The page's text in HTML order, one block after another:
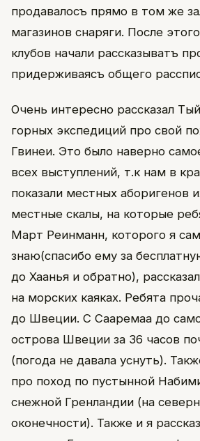
продавалосъ прямо в том же
магазинов снаряги. После
клубов начали рассказыватъ
придерживаясъ общего
Очень интересно рассказал
горных экспедиций про свой
Гвинеи. Это было наверно
всех выступлений, т.к нам в
показали местных аборигенов
местные скалы, на которые
Март Реинманн, которого я
знаю(спасибо ему за
до Хаанья и обратно),
на морских каяках. Ребята
до Швеции. С Сааремаа до
острова Швеции за 36 часов
(погода не давала уснуть).
про поход по пустынной
снежной Гренландии (на
оконечности). Также и я